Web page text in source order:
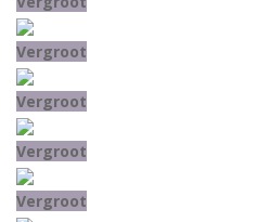
Vergroot
Vergroot
Vergroot
Vergroot